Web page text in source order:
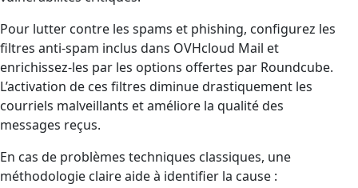
Pour lutter contre les spams et phishing, configurez les
filtres anti-spam inclus dans OVHcloud Mail et
enrichissez-les par les options offertes par Roundcube.
L’activation de ces filtres diminue drastiquement les
courriels malveillants et améliore la qualité des
messages reçus.
En cas de problèmes techniques classiques, une
méthodologie claire aide à identifier la cause :